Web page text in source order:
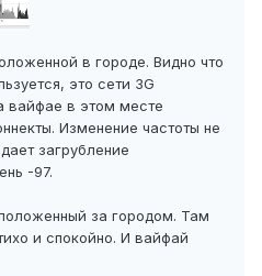
в городе. Видно что
это сети 3G
вайфае в этом месте
Изменение частоты не
загрубление
-97.
за городом. Там
и спокойно. И вайфай